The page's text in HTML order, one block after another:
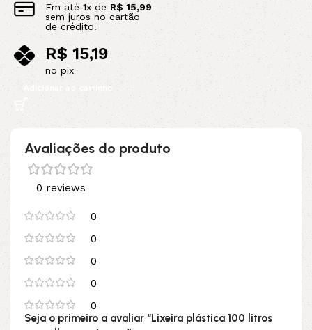
Em até1x de R$ 15,99
sem juros no cartão
de crédito!
R$15,19
no pix
Adicionar ao carrinho
Avaliações do produto
0 reviews
0
0
0
0
0
Seja o primeiro a avaliar “Lixeira plástica 100 litros